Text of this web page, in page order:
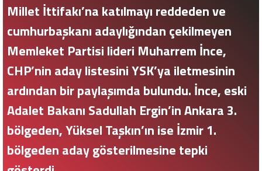
Millet İttifakı’na katılmayı reddeden ve
cumhurbaşkanı adaylığından çekilmeyen
Memleket Partisi lideri Muharrem İnce,
CHP’nin aday listesini YSK’ya iletmesinin
ardından bir paylaşımda bulundu. İnce, eski
Adalet Bakanı Sadullah Ergin’in Ankara 3.
bölgeden, Yüksel Taşkın’ın ise İzmir 1.
bölgeden aday gösterilmesine tepki